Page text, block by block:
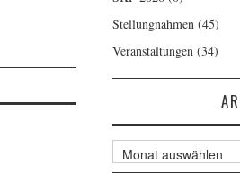
Stellungnahmen (45)
Veranstaltungen (34)
Archiv